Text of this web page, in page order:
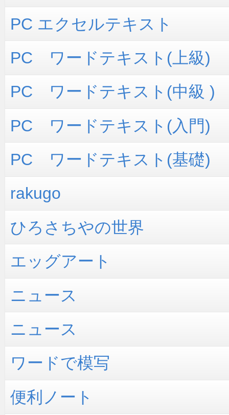
PC エクセルテキスト
PC ワードテキスト(上級)
PC ワードテキスト(中級 )
PC ワードテキスト(入門)
PC ワードテキスト(基礎)
rakugo
ひろさちやの世界
エッグアート
ニュース
ニュース
ワードで模写
便利ノート